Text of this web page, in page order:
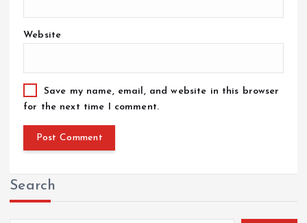
Website
Save my name, email, and website in this browser
for the next time I comment.
Search